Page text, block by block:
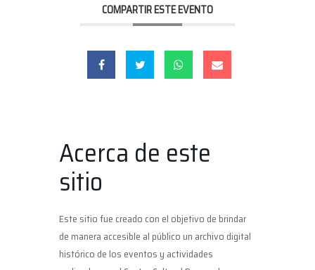
COMPARTIR ESTE EVENTO
Acerca de este
sitio
Este sitio fue creado con el objetivo de brindar
de manera accesible al público un archivo digital
histórico de los eventos y actividades